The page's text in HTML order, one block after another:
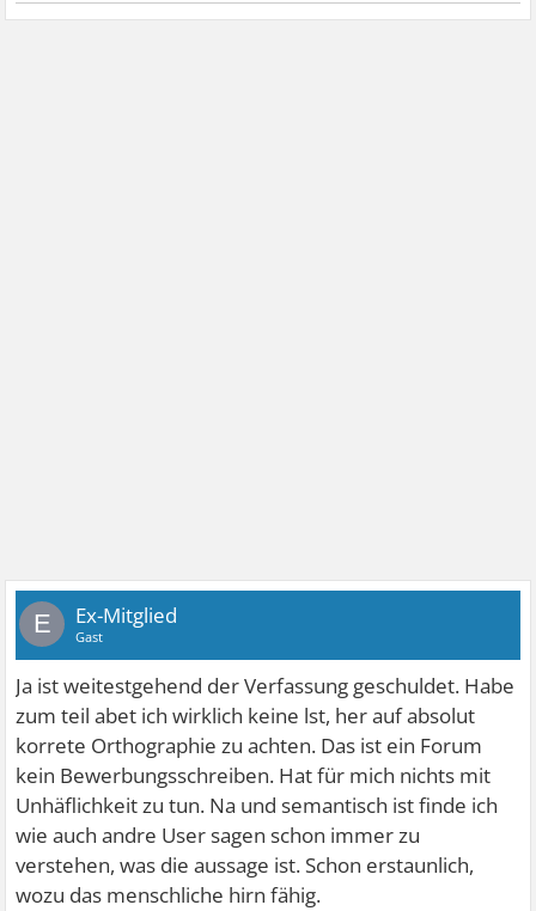
E Ex-Mitglied
Gast
Ja ist weitestgehend der Verfassung geschuldet. Habe
zum teil abet ich wirklich keine lst, her auf absolut
korrete Orthographie zu achten. Das ist ein Forum
kein Bewerbungsschreiben. Hat für mich nichts mit
Unhäflichkeit zu tun. Na und semantisch ist finde ich
wie auch andre User sagen schon immer zu
verstehen, was die aussage ist. Schon erstaunlich,
wozu das menschliche hirn fähig.